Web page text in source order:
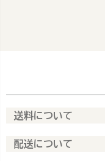
送料について
配送について